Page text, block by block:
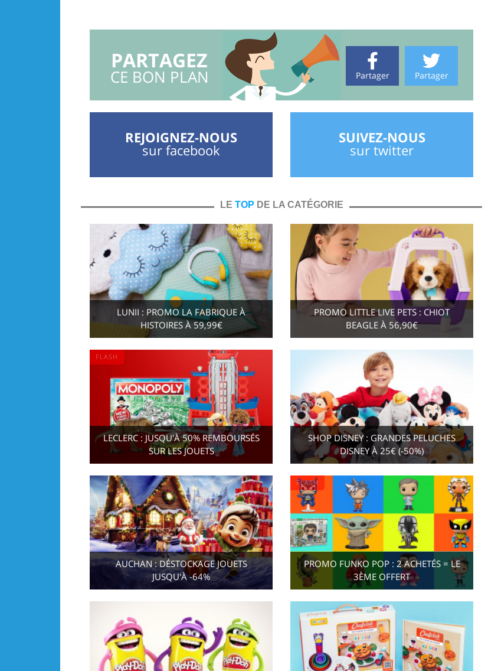
PARTAGEZ
CE BON PLAN Partager
Partager
REJOIGNEZ-NOUS
sur facebook
SUIVEZ-NOUS
sur twitter
LE TOP DE LA CATÉGORIE
LUNII : PROMO LA FABRIQUE À
HISTOIRES À 59,99€
PROMO LITTLE LIVE PETS : CHIOT
BEAGLE À 56,90€
FLASH
LECLERC : JUSQU'À 50% REMBOURSÉS
SUR LES JOUETS
SHOP DISNEY : GRANDES PELUCHES
DISNEY À 25€ (-50%)
AUCHAN : DÉSTOCKAGE JOUETS
JUSQU'À -64%
FLASH
PROMO FUNKO POP : 2 ACHETÉS = LE
3ÈME OFFERT